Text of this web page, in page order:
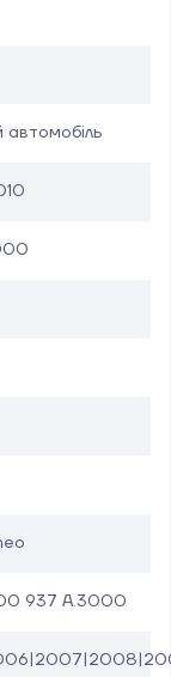
автомобіль
937 A.3000